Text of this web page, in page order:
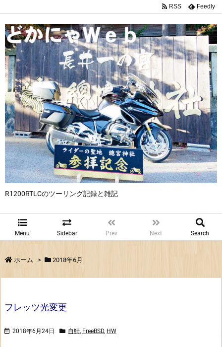
R1200RTLCのツーリング記録と雑記
Menu Sidebar Prev Next Search
RSS Feedly
ホーム > 2018年6月
フレッツ光変更
2018年6月24日 自鯖, FreeBSD, HW